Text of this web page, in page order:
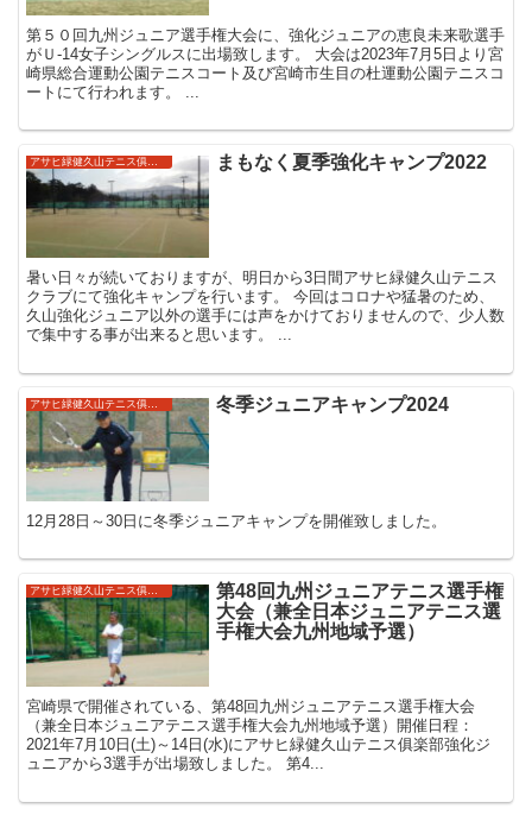
第５０回九州ジュニア選手権大会に、強化ジュニアの恵良未来歌選手
がＵ-14女子シングルスに出場致します。 大会は2023年7月5日より宮
崎県総合運動公園テニスコート及び宮崎市生目の杜運動公園テニスコ
ートにて行われます。 ...
まもなく夏季強化キャンプ2022
暑い日々が続いておりますが、明日から3日間アサヒ緑健久山テニス
クラブにて強化キャンプを行います。 今回はコロナや猛暑のため、
久山強化ジュニア以外の選手には声をかけておりませんので、少人数
で集中する事が出来ると思います。 ...
アサヒ緑健久山テニス俱楽部強化ジュニア 冬季ジュニアキャンプ2024
12月28日～30日に冬季ジュニアキャンプを開催致しました。
第48回九州ジュニアテニス選手権
大会（兼全日本ジュニアテニス選
手権大会九州地域予選）
宮崎県で開催されている、第48回九州ジュニアテニス選手権大会
（兼全日本ジュニアテニス選手権大会九州地域予選）開催日程：
2021年7月10日(土)～14日(水)にアサヒ緑健久山テニス俱楽部強化ジ
ュニアから3選手が出場致しました。 第4...